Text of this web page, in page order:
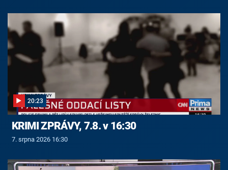
20:23
KRIMI ZPRÁVY, 7.8. v 16:30
7. srpna 2026 16:30